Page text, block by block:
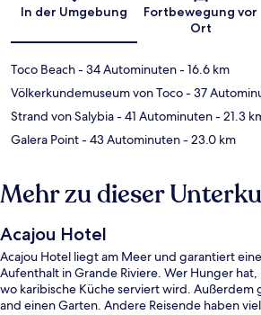
In der Umgebung
Fortbewegung vor
Ort
Toco Beach- 34 Autominuten- 16.6 km
Völkerkundemuseum von Toco- 37
Strand von Salybia- 41 Autominuten- 21.3
Galera Point- 43 Autominuten- 23.0 km
Mehr zu dieser
Acajou Hotel
Acajou Hotel liegt am Meer und garantiert
Aufenthalt in Grande Riviere. Wer Hunger hat,
wo karibische Küche serviert wird. Außerdem
and einen Garten. Andere Reisende haben